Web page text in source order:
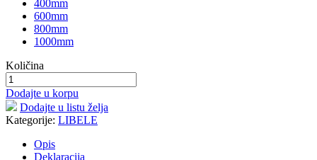
400mm
600mm
800mm
1000mm
Količina
Dodajte u korpu
Dodajte u listu želja
Kategorije: LIBELE
Opis
Deklaracija